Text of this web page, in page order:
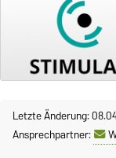
Letzte Änderung:
Ansprechpartner: